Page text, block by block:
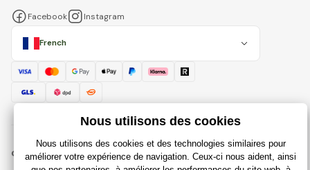
French
Facebook Instagram
© 2018 - 2026 Rajdujouet.fr, Tous droits réservés